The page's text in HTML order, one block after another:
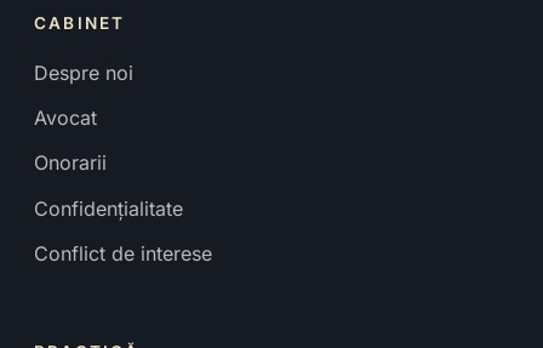
CABINET
Despre noi
Avocat
Onorarii
Confidențialitate
Conflict de interese